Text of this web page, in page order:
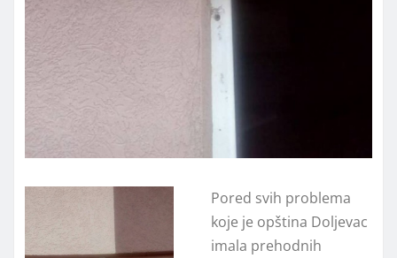
Pored svih problema
koje je opština Doljevac
imala prehodnih